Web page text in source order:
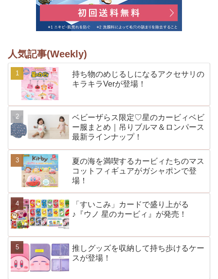
人気記事(Weekly)
持ち物のめじるしになるアクセサリの
キラキラVerが登場！
ベビーザらス限定♡星のカービィベビ
ー服まとめ｜吊りブルマ＆ロンパース
最新ラインナップ！
夏の海を満喫するカービィたちのマス
コットフィギュアがガシャポンで登
場！
「すいこみ」カードで盛り上がる
♪『ウノ 星のカービィ』が発売！
推しグッズを収納して持ち歩けるケー
スが登場！